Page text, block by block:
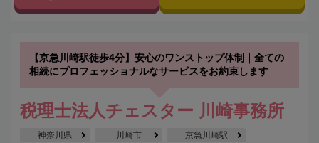
【京急川崎駅徒歩4分】安心のワンストップ体制｜全ての
相続にプロフェッショナルなサービスをお約束します
税理士法人チェスター 川崎事務所
神奈川県 川崎市 京急川崎駅